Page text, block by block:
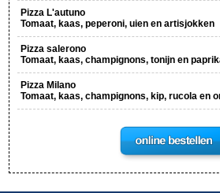
Pizza L'autuno
Tomaat, kaas, peperoni, uien en artisjokken
Pizza salerono
Tomaat, kaas, champignons, tonijn en
Pizza Milano
Tomaat, kaas, champignons, kip, rucola en